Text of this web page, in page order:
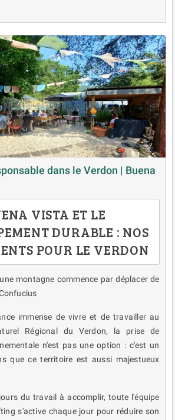
dans le Verdon | Buena
VISTA ET LE
DURABLE : NOS
POUR LE VERDON
montagne commence par déplacer de
immense de vivre et de travailler au
Régional du Verdon, la prise de
n'est pas une option : c'est un
que ce territoire est aussi majestueux
du travail à accomplir, toute l'équipe
s'active chaque jour pour réduire son